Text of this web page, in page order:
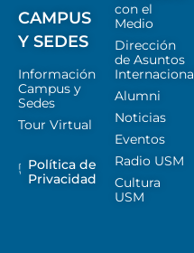
CAMPUS
Y SEDES
Información
Campus y
Sedes
Tour Virtual
Política de
Privacidad
con el
Medio
Dirección
de Asuntos
Alumni
Noticias
Eventos
Radio USM
Cultura
USM